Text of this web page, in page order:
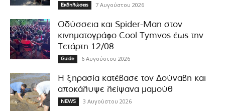
Εκδηλώσεις 7 Αυγούστου 2026
Οδύσσεια και Spider-Man στον
κινηματογράφο Cool Tymvos έως την
Τετάρτη 12/08
Guide 6 Αυγούστου 2026
Η ξηρασία κατέβασε τον Δούναβη και
αποκάλυψε λείψανα μαμούθ
NEWS 3 Αυγούστου 2026